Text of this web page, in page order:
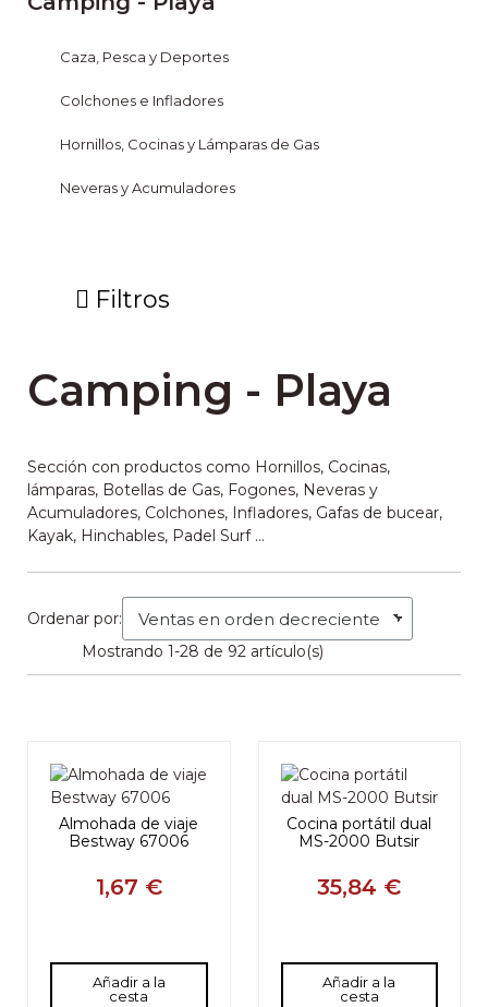
Caza, Pesca y Deportes
Colchones e Infladores
Hornillos, Cocinas y Lámparas de Gas
Neveras y Acumuladores
Filtros
Camping - Playa
Sección con productos como Hornillos, Cocinas,
lámparas, Botellas de Gas, Fogones, Neveras y
Acumuladores, Colchones, Infladores, Gafas de bucear,
Kayak, Hinchables, Padel Surf ...
Ordenar por:
Mostrando 1-28 de 92 artículo(s)
Almohada de viaje
Bestway 67006
1,67 €
Añadir a la
cesta
Cocina portátil dual
MS-2000 Butsir
35,84 €
Añadir a la
cesta